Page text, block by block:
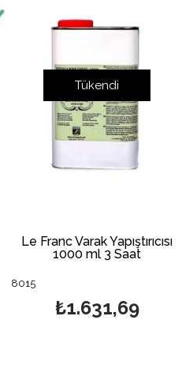
Tükendi
Le Franc Varak Yapıştırıcısı
1000 ml 3 Saat
8015
₺1.631,69